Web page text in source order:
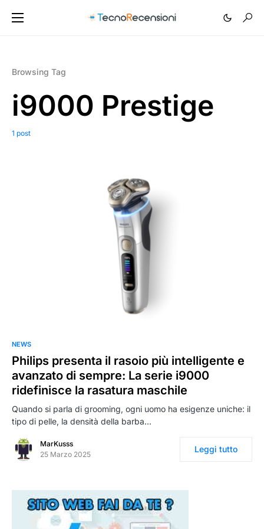
Browsing Tag
i9000 Prestige
1 post
NEWS
Philips presenta il rasoio più intelligente e
avanzato di sempre: La serie i9000
ridefinisce la rasatura maschile
Quando si parla di grooming, ogni uomo ha esigenze uniche: il
tipo di pelle, la densità della barba…
MarKusss
25 Marzo 2025
Leggi tutto